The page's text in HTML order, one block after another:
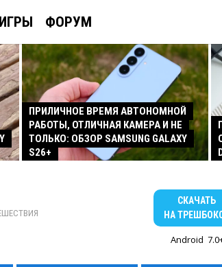
ИГРЫ ФОРУМ
ПРИЛИЧНОЕ ВРЕМЯ АВТОНОМНОЙ
РАБОТЫ, ОТЛИЧНАЯ КАМЕРА И НЕ
ТОЛЬКО: ОБЗОР SAMSUNG GALAXY
S26+
СКАЧАТЬ
НА
Android